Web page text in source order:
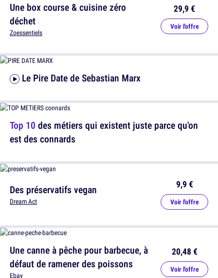
Une box course & cuisine zéro
déchet
Zoessentiels
29,9 €
Voir l'offre
Top 10 des métiers qui existent juste parce qu'on
est des connards
Le Pire Date de Sebastian Marx
Des préservatifs vegan
Dream Act
9,9 €
Voir l'offre
Une canne à pêche pour barbecue, à
défaut de ramener des poissons
Ebay
20,48 €
Voir l'offre